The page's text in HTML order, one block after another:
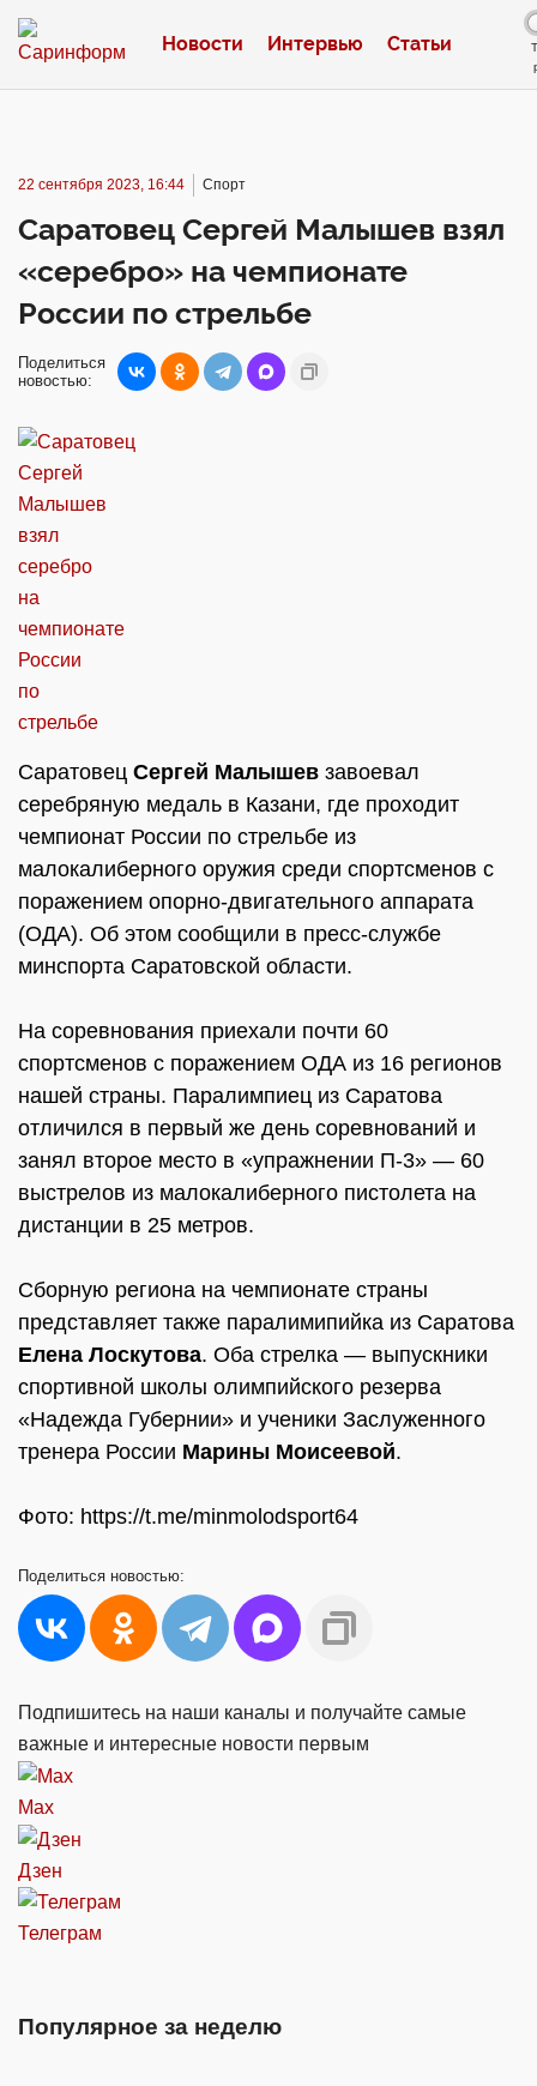
Новости Интервью Статьи
22 сентября 2023, 16:44 Спорт
Саратовец Сергей Малышев взял
«серебро» на чемпионате
России по стрельбе
Поделиться
новостью:
Саратовец Сергей Малышев завоевал
серебряную медаль в Казани, где проходит
чемпионат России по стрельбе из
малокалиберного оружия среди спортсменов с
поражением опорно-двигательного аппарата
(ОДА). Об этом сообщили в пресс-службе
минспорта Саратовской области.
На соревнования приехали почти 60
спортсменов с поражением ОДА из 16 регионов
нашей страны. Паралимпиец из Саратова
отличился в первый же день соревнований и
занял второе место в «упражнении П-3» — 60
выстрелов из малокалиберного пистолета на
дистанции в 25 метров.
Сборную региона на чемпионате страны
представляет также паралимипийка из Саратова
Елена Лоскутова. Оба стрелка — выпускники
спортивной школы олимпийского резерва
«Надежда Губернии» и ученики Заслуженного
тренера России Марины Моисеевой.
Фото: https://t.me/minmolodsport64
Поделиться новостью:
Подпишитесь на наши каналы и получайте самые
важные и интересные новости первым
Max
Дзен
Телеграм
Популярное за неделю